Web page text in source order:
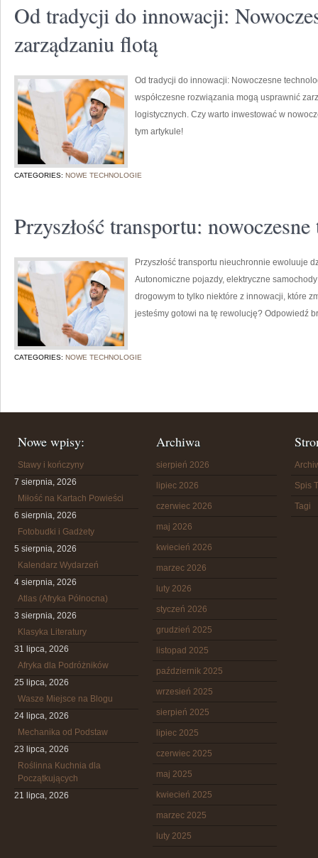
Od tradycji do innowacji:
zarządzaniu flotą
Od tradycji do innowacji: Nowoczesne
współczesne rozwiązania mogą usprawnić
logistycznych. Czy warto inwestować w
tym artykule!
CATEGORIES: NOWE TECHNOLOGIE
Przyszłość transportu:
Przyszłość transportu nieuchronnie ewoluuje
Autonomiczne pojazdy, elektryczne
drogowym to tylko niektóre z innowacji, które
jesteśmy gotowi na tę rewolucję? Odpowiedź
CATEGORIES: NOWE TECHNOLOGIE
Nowe wpisy:
Stawy i kończyny
7 sierpnia, 2026
Miłość na Kartach Powieści
6 sierpnia, 2026
Fotobudki i Gadżety
5 sierpnia, 2026
Kalendarz Wydarzeń
4 sierpnia, 2026
Atlas (Afryka Północna)
3 sierpnia, 2026
Klasyka Literatury
31 lipca, 2026
Afryka dla Podróżników
25 lipca, 2026
Wasze Miejsce na Blogu
24 lipca, 2026
Mechanika od Podstaw
23 lipca, 2026
Roślinna Kuchnia dla
Początkujących
21 lipca, 2026
Archiwa
sierpień 2026
lipiec 2026
czerwiec 2026
maj 2026
kwiecień 2026
marzec 2026
luty 2026
styczeń 2026
grudzień 2025
listopad 2025
październik 2025
wrzesień 2025
sierpień 2025
lipiec 2025
czerwiec 2025
maj 2025
kwiecień 2025
marzec 2025
luty 2025
Spis
Tagi